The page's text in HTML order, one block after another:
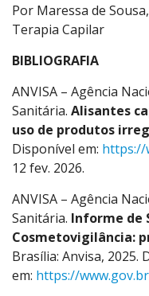
Por Maressa de
Terapia Capilar
BIBLIOGRAFIA
ANVISA – Agência
Sanitária. Alisantes
uso de produtos
Disponível em: https://
12 fev. 2026.
ANVISA – Agência
Sanitária. Informe de
Cosmetovigilância:
Brasília: Anvisa, 2025.
em: https://